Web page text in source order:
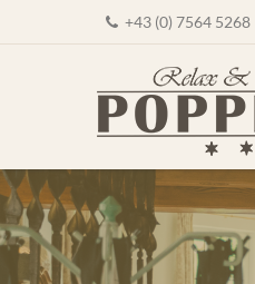
+43 (0) 7564 5268